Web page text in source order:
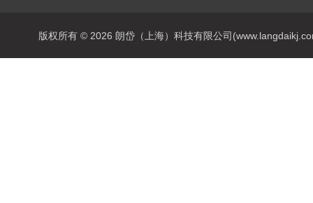
版权所有 © 2026 朗岱（上海）科技有限公司